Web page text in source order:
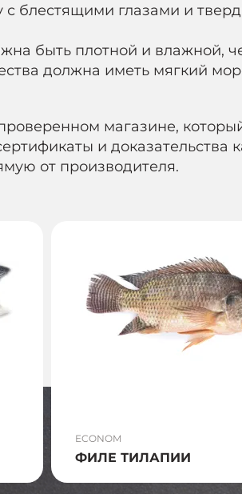
блестящими глазами и
быть плотной и влажной,
должна иметь мягкий
магазине,
и доказательства
от производителя.
ECONOM
ФИЛЕ ТИЛАПИИ